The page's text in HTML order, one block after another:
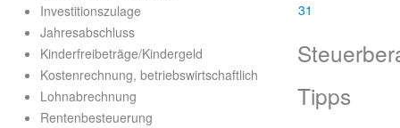
Investitionszulage
Jahresabschluss
Kinderfreibeträge/Kindergeld
Kostenrechnung, betriebswirtschaftlich
Lohnabrechnung
Rentenbesteuerung
31
Tipps